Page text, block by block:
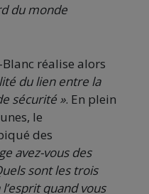
du monde
Blanc réalise alors
du lien entre la
sécurité ». En plein
le
des
avez-vous des
sont les trois
quand vous